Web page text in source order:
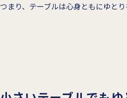
つまり、テーブルは心身ともにゆと